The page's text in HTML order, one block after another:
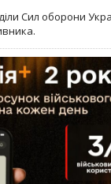
Сил оборони